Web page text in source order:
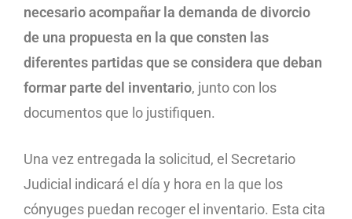
necesario acompañar la demanda de divorcio
de una propuesta en la que consten las
diferentes partidas que se considera que deban
formar parte del inventario, junto con los
documentos que lo justifiquen.
Una vez entregada la solicitud, el Secretario
Judicial indicará el día y hora en la que los
cónyuges puedan recoger el inventario. Esta cita